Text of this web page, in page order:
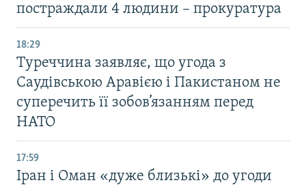
постраждали 4 людини – прокуратура
18:29
Туреччина заявляє, що угода з
Саудівською Аравією і Пакистаном не
суперечить її зобов’язанням перед
НАТО
17:59
Іран і Оман «дуже близькі» до угоди